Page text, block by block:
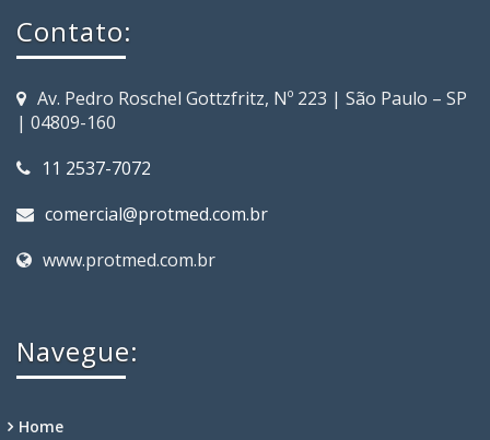
Contato:
Av. Pedro Roschel Gottzfritz, Nº 223 | São Paulo – SP
| 04809-160
11 2537-7072
comercial@protmed.com.br
www.protmed.com.br
Navegue:
Home